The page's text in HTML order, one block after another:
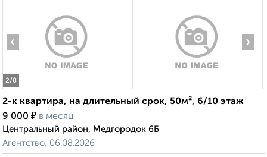
2/8
‹ ›
2-к квартира, на длительный срок, 50м², 6/10 этаж
9 000 ₽ в месяц
Центральный район, Медгородок 6Б
Агентство, 06.08.2026